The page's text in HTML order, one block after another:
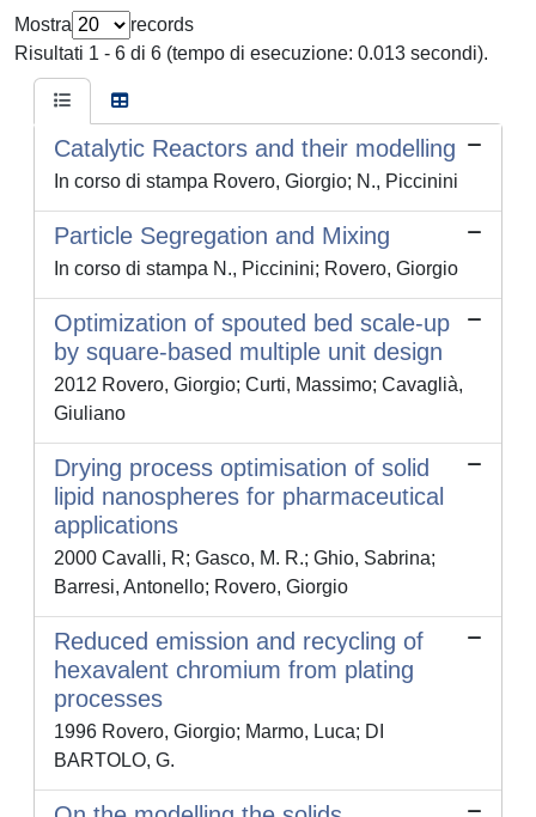
Mostra
records
Risultati 1 - 6 di 6 (tempo di esecuzione: 0.013 secondi).
Catalytic Reactors and their modelling
In corso di stampa Rovero, Giorgio; N., Piccinini
Particle Segregation and Mixing
In corso di stampa N., Piccinini; Rovero, Giorgio
Optimization of spouted bed scale-up
by square-based multiple unit design
2012 Rovero, Giorgio; Curti, Massimo; Cavaglià,
Giuliano
Drying process optimisation of solid
lipid nanospheres for pharmaceutical
applications
2000 Cavalli, R; Gasco, M. R.; Ghio, Sabrina;
Barresi, Antonello; Rovero, Giorgio
Reduced emission and recycling of
hexavalent chromium from plating
processes
1996 Rovero, Giorgio; Marmo, Luca; DI
BARTOLO, G.